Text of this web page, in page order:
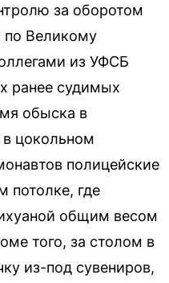
за оборотом
по Великому
из УФСБ
ранее судимых
обыска в
цокольном
полицейские
потолке, где
общим весом
того, за столом в
из-под сувениров,